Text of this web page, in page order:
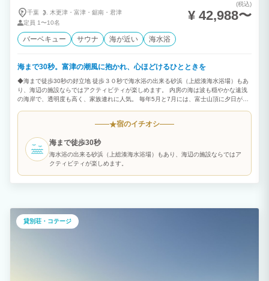
千葉 木更津・ 富津・ 鋸南・ 君津
定員 1〜10名
(税込)
¥ 42,988〜
バーベキュー サウナ 海が近い 海水浴
海まで30秒。富津の潮風に抱かれ、心ほどけるひとときを
◆海まで徒歩30秒の好立地 徒歩３０秒で海水浴の出来る砂浜（上総湊海水浴場）もあ
り、海辺の施設ならではアクティビティが楽しめます。 内房の海は波も穏やかな遠浅
の海岸で、透明度も高く、家族連れに人気。 毎年5月と7月には、富士山頂に夕日が落
ートサウナとリクライニングチェアを完備！ 海のアクティビティを楽しんだ後、身体
だからこそできる非日常のととのいを体験してください。 ◆笑顔あふれるBBQ（有
料） アウトドアを最大限お楽しみいただけるバーベキューに必要な設備（グリル、
炭、網など）をご用意しております。 みんなでワイワイいただくBBQ！潮の香りと海
風に包まれて飲むビールは、まさに至福のひととき。 ここでしか味わえない特別なデ
★宿のイチオシ
海まで徒歩30秒
海水浴の出来る砂浜（上総湊海水浴場）もあり、海辺の施設ならではア
クティビティが楽しめます。
貸別荘・コテージ